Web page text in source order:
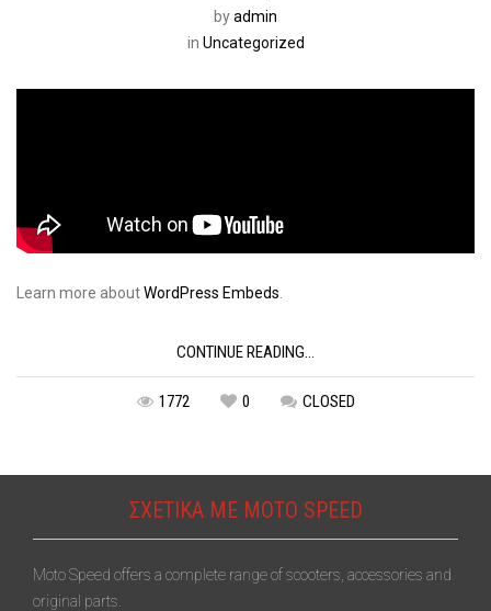
byadmin
in Uncategorized
Learn more aboutWordPress Embeds
CONTINUE READING...
1772 0 CLOSED
ΣΧΕΤΙΚΆ ΜΕ MOTO SPEED
Moto Speed offers a complete range of scooters, accessories and
original parts.